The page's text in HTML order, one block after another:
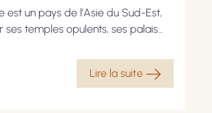
est un pays de l’Asie du Sud-Est,
ses temples opulents, ses palais
de Bangkok, les eaux turquoise
festive de Phuket, la
Lire la suite